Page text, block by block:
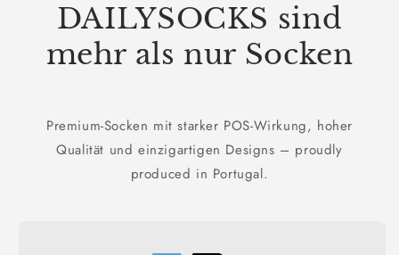
DAILYSOCKS sind
mehr als nur Socken
Premium-Socken mit starker POS-Wirkung, hoher
Qualität und einzigartigen Designs – proudly
produced in Portugal.